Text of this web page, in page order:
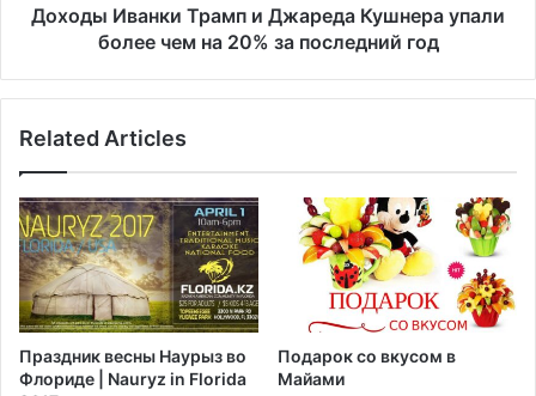
т
а
и
Б
а
й
д
е
н
а
а
и
Д
ж
а
р
д
а
Доходы Иванки Трамп и Джареда Кушнера упали
более чем на 20% за последний год
Related Articles
Праздник весны Наурыз во
Флориде | Nauryz in Florida
Подарок со вкусом в
Майами